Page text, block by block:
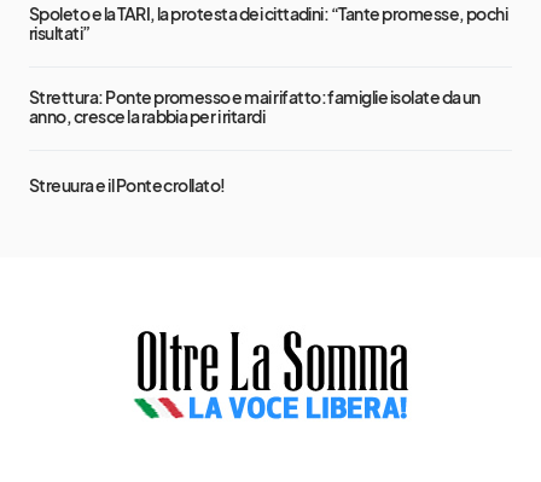
Spoleto e la TARI, la protesta dei cittadini: “Tante promesse, pochi
risultati”
Strettura: Ponte promesso e mai rifatto: famiglie isolate da un
anno, cresce la rabbia per i ritardi
Streuura e il Ponte crollato!